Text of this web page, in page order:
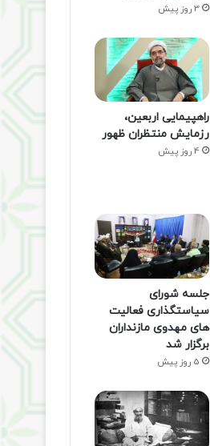
3 روز پیش
راهپیمایی اربعین،
رزمایش منتظران ظهور
4 روز پیش
جلسه شورای
سیاستگذاری فعالیت
های مهدوی مازنداران
برگزار شد
5 روز پیش